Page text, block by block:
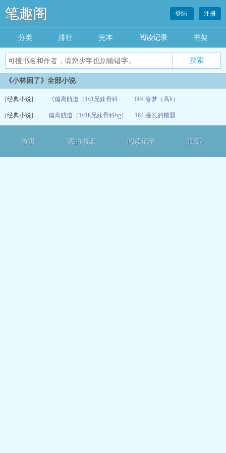
笔趣阁 登陆 注册
分类 排行 完本 阅读记录 书架
《小林困了》全部小说
[经典小说] 《偏离航道（1v1兄妹骨科
bg）》
004 春梦（高h）
[经典小说] 偏离航道（1v1h兄妹骨科bg） 164 漫长的错题
首页 我的书架 阅读记录 顶部↑